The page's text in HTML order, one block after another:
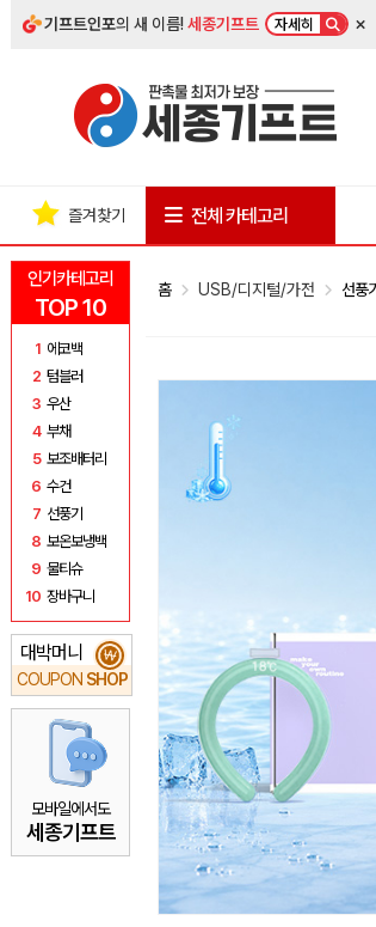
기프트인포의 새 이름!세종기프트 자세히 ×
인기카테고리
TOP 10
1 에코백
2 텀블러
3 우산
4 부채
5 보조배터리
6 수건
7 선풍기
8 보온보냉백
9 물티슈
10 장바구니
대박머니
COUPON SHOP
₩
모바일에서도
세종기프트
즐겨찾기 전체 카테고리
홈 USB/디지털/가전 선풍